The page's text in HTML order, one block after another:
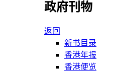
政府刊物
返回
新书目录
香港年报
香港便览